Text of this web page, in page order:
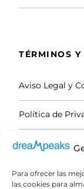
Para ofrecer las
las cookies para
2
en
TÉRMINOS
Aviso Legal y
Política de
Política de